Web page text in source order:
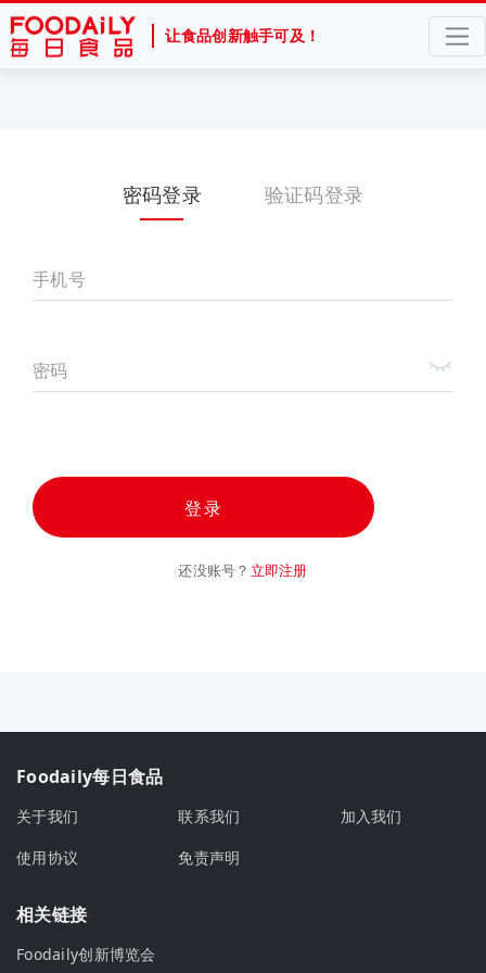
让食品创新触手可及！
密码登录 验证码登录
手机号
密码
登录
还没账号？ 立即注册
Foodaily每日食品
关于我们 联系我们
加入我们
使用协议
免责声明
相关链接
Foodaily创新博览会